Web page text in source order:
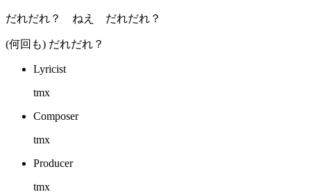
だれだれ？ ねえ だれだれ？
(何回も) だれだれ？
Lyricist
tmx
Composer
tmx
Producer
tmx